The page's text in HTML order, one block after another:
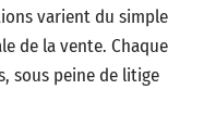
varient du simple
de la vente. Chaque
sous peine de litige